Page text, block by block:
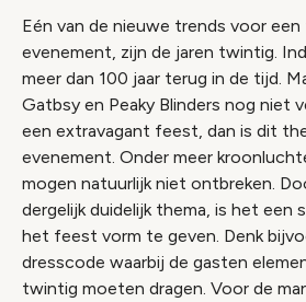
Eén van de nieuwe trends voor een
evenement, zijn de jaren twintig.
meer dan 100 jaar terug in de tijd.
Gatbsy en Peaky Blinders nog niet
een extravagant feest, dan is dit
evenement. Onder meer
mogen natuurlijk niet ontbreken.
dergelijk duidelijk thema, is het een
het feest vorm te geven. Denk
dresscode waarbij de gasten
twintig moeten dragen. Voor de